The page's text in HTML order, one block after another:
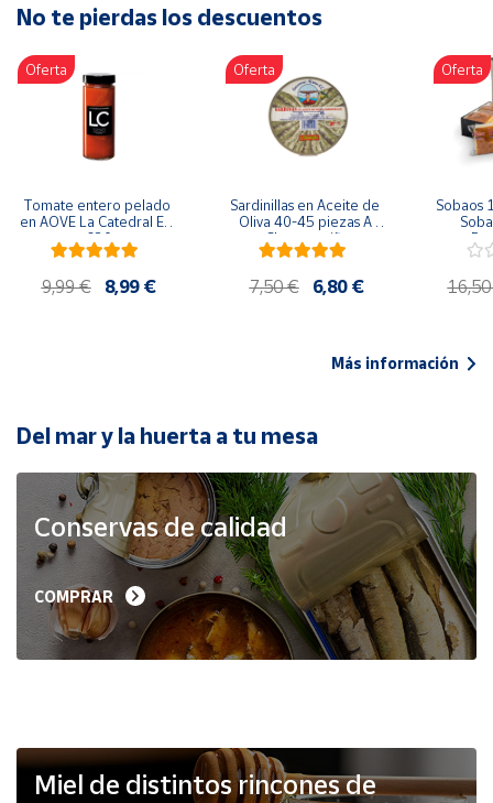
Artesanía
Oficina y
Papelería
Para Canarias,
Ceuta y Melilla
populares
Bono
Cultural
de Correos
Market
Productos
Solidarios
Ayuda
Vendedores
No te pierdas los descuentos
Oferta
Tomate entero pelado
en AOVE La Catedral ER-
630
9,99 € 8,99 €
Oferta
Sardinillas en Aceite de
Oliva 40-45 piezas A
Churrusquiña
7,50 € 6,80 €
Oferta
Sobaos
Más información
Del mar y la huerta a tu mesa
Conservas de calidad
COMPRAR
Miel de distintos rincones de